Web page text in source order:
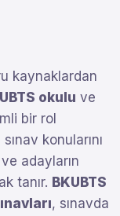
kaynaklardan
okulu ve
bir rol
konularını
adayların
tanır. BKUBTS
, sınavda